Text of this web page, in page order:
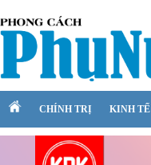
CHÍNH TRỊ KINH TẾ